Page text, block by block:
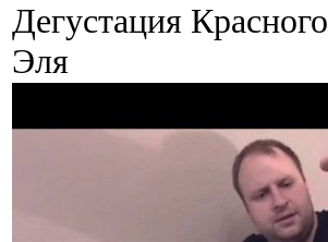
Дегустация Красного
Эля